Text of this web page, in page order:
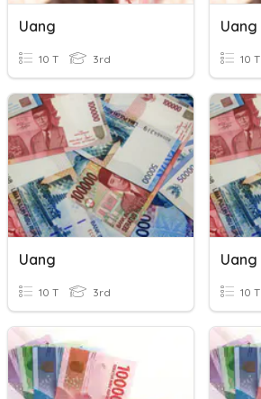
Uang
10 T 3rd
Uang
10 T
Uang
10 T 3rd
Uang
10 T